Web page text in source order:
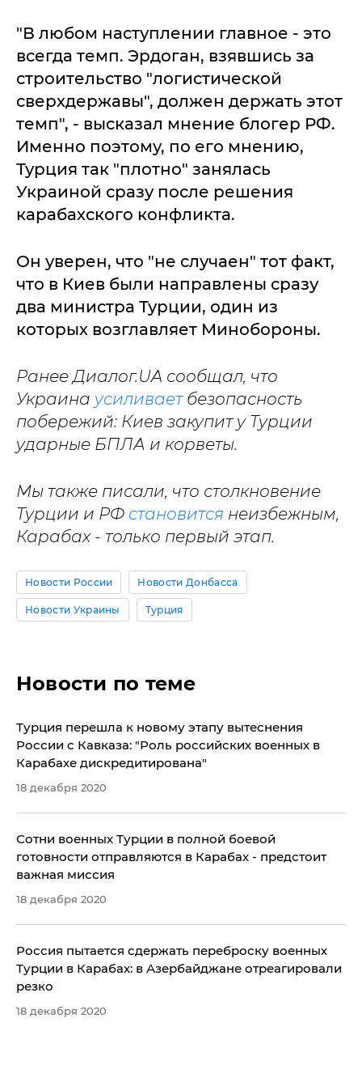
"В любом наступлении главное - это
всегда темп. Эрдоган, взявшись за
строительство "логистической
сверхдержавы", должен держать этот
темп", - высказал мнение блогер РФ.
Именно поэтому, по его мнению,
Турция так "плотно" занялась
Украиной сразу после решения
карабахского конфликта.
Он уверен, что "не случаен" тот факт,
что в Киев были направлены сразу
два министра Турции, один из
которых возглавляет Минобороны.
Ранее Диалог.UA сообщал, что
Украина усиливаетбезопасность
побережий: Киев закупит у Турции
ударные БПЛА и корветы.
Мы также писали, что столкновение
Турции и РФ становится неизбежным,
Карабах - только первый этап.
Новости России Новости Донбасса
Новости Украины Турция
Новости по теме
Турция перешла к новому этапу вытеснения
России с Кавказа: "Роль российских военных в
Карабахе дискредитирована"
18 декабря 2020
​Сотни военных Турции в полной боевой
готовности отправляются в Карабах - предстоит
важная миссия
18 декабря 2020
Россия пытается сдержать переброску военных
Турции в Карабах: в Азербайджане отреагировали
резко
18 декабря 2020